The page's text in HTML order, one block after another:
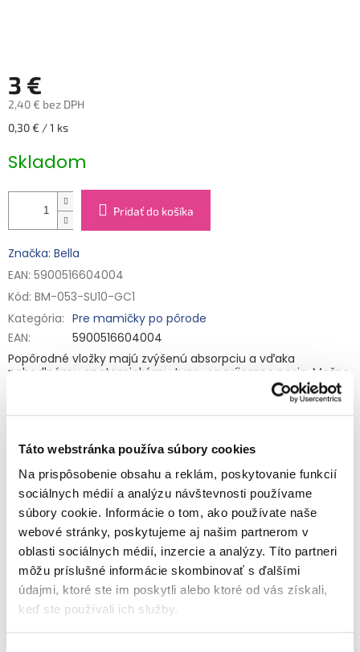
Táto webstránka používa súbory cookies
Na prispôsobenie obsahu a reklám, poskytovanie funkcií
sociálnych médií a analýzu návštevnosti používame
súbory cookie. Informácie o tom, ako používate naše
webové stránky, poskytujeme aj našim partnerom v
oblasti sociálnych médií, inzercie a analýzy. Títo partneri
môžu príslušné informácie skombinovať s ďalšími
údajmi, ktoré ste im poskytli alebo ktoré od vás získali,
keď ste používali ich služby.
3 €
2,40 € bez DPH
Jednotková
0,30 € / 1 ks
Skladom
Pridať do košíka
Značka: Bella
EAN: 5900516604004
Kód: BM-053-SU10-GC1
Kategória: Pre mamičky po pôrode
EAN:
5900516604004
Popôrodné vložky majú zvýšenú absorpciu a vďaka
pohodlnému anatomickému tvaru sa príjemne nosia. Možno
ich používať so špeciálnymi sieťovanými nohavičkami, ako aj
s bežnou spodnou bielizňou. Distribučná vrstva urýchľuje
proces absorpcie. Sú cytologicky bezpečné, čo znamená, že
riziko komplikácií pri hojení rán.
textília, distribučná vrstva, paropriepustná spodná vrstva,
elastická priadza, separačný papier, lepidlo.
Distribútor:TZMO Czech Republic, s. r. o.
Detailné informácie
OPÝTAŤ SA STRÁŽIŤ
Súvisiaci tovar